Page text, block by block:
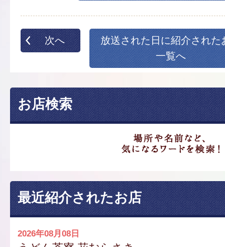
次へ
放送された日に紹介された
一覧へ
お店検索
最近紹介されたお店
2026年08月08日